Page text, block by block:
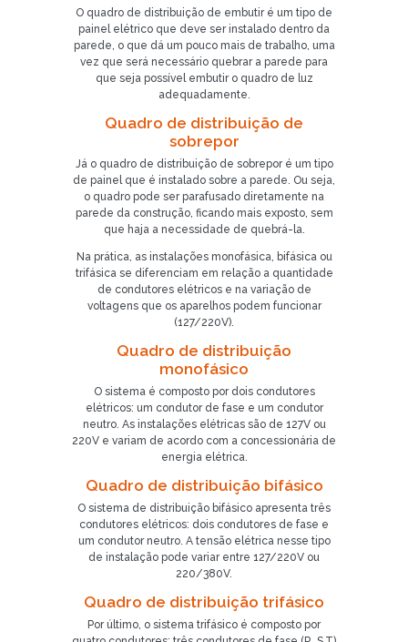
O quadro de distribuição de embutir é um tipo de
painel elétrico que deve ser instalado dentro da
parede, o que dá um pouco mais de trabalho, uma
vez que será necessário quebrar a parede para
que seja possível embutir o quadro de luz
adequadamente.
Quadro de distribuição de
sobrepor
Já o quadro de distribuição de sobrepor é um tipo
de painel que é instalado sobre a parede. Ou seja,
o quadro pode ser parafusado diretamente na
parede da construção, ficando mais exposto, sem
que haja a necessidade de quebrá-la.
Na prática, as instalações monofásica, bifásica ou
trifásica se diferenciam em relação a quantidade
de condutores elétricos e na variação de
voltagens que os aparelhos podem funcionar
(127/220V).
Quadro de distribuição
monofásico
O sistema é composto por dois condutores
elétricos: um condutor de fase e um condutor
neutro. As instalações elétricas são de 127V ou
220V e variam de acordo com a concessionária de
energia elétrica.
Quadro de distribuição bifásico
O sistema de distribuição bifásico apresenta três
condutores elétricos: dois condutores de fase e
um condutor neutro. A tensão elétrica nesse tipo
de instalação pode variar entre 127/220V ou
220/380V.
Quadro de distribuição trifásico
Por último, o sistema trifásico é composto por